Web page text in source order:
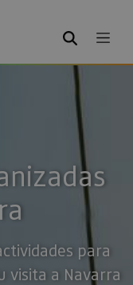
BUSCAR
para
visita a Navarra